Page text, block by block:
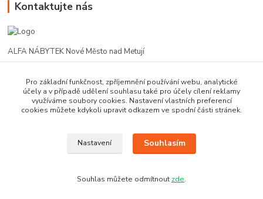
Kontaktujte nás
ALFA NÁBYTEK Nové Město nad Metují
602 412 331
alfanm@seznam.cz
Pro základní funkčnost, zpříjemnění používání webu, analytické
účely a v případě udělení souhlasu také pro účely cílení reklamy
využíváme soubory cookies. Nastavení vlastních preferencí
cookies můžete kdykoli upravit odkazem ve spodní části stránek.
Nastavení Souhlasím
Souhlas můžete odmítnout zde.